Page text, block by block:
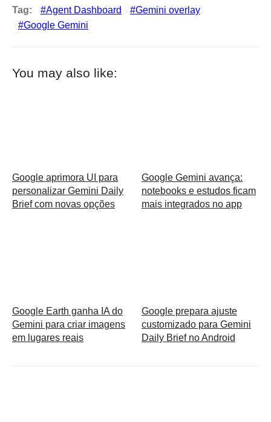
Tag: Agent Dashboard
Gemini overlay
Google Gemini
You may also like:
Google aprimora UI para
personalizar Gemini Daily
Brief com novas opções
Google Gemini avança:
notebooks e estudos ficam
mais integrados no app
Google Earth ganha IA do
Gemini para criar imagens
em lugares reais
Google prepara ajuste
customizado para Gemini
Daily Brief no Android